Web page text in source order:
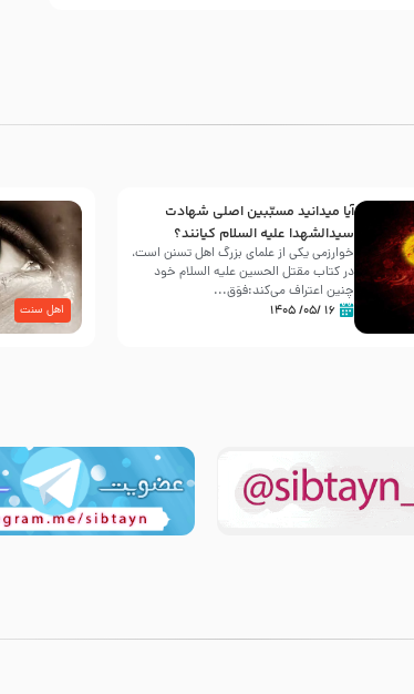
آیا میدانید مسبّبین اصلی شهادت
سیدالشهدا علیه ‌السلام کیانند؟
خوارزمی یکی از علمای بزرگ اهل تسنن است،
در کتاب مقتل الحسین علیه ‌السلام خود
چنین اعتراف می‌کند:فوَق...
۱۶ /۰۵/ ۱۴۰۵ اهل سنت